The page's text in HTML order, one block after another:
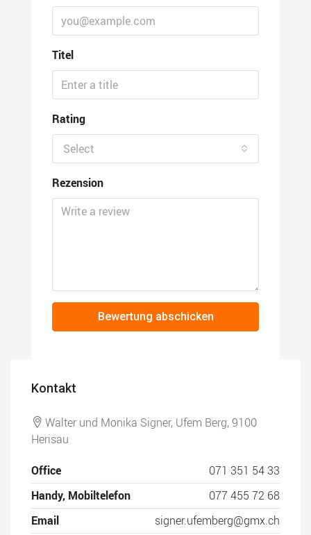
Titel
Rating
Select
Rezension
Bewertung abschicken
Kontakt
Walter und Monika Signer, Ufem Berg, 9100
Herisau
Office
071 351 54 33
Handy, Mobiltelefon
077 455 72 68
Email
signer.ufemberg@gmx.ch